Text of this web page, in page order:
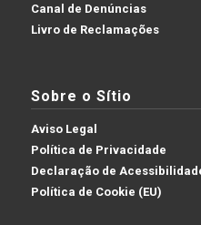
Canal de Denúncias
Livro de Reclamações
Sobre o Sítio
Aviso Legal
Política de Privacidade
Declaração de
Política de Cookie (EU)